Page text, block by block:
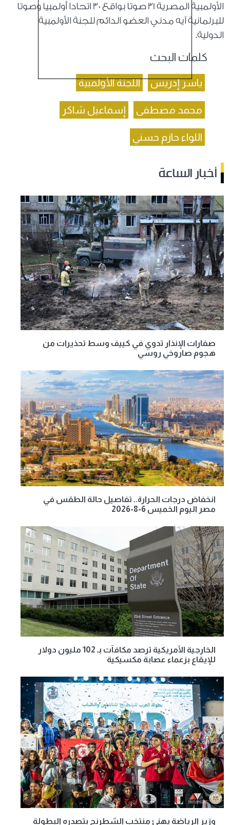
الأولمبية المصرية 31 صوتا بواقع 30 اتحادا أولمبيا وصوتا
للبرلمانية آيه مدني العضو الدائم للجنة الأولمبية
الدولية.
كلمات البحث
ياسر إدريس اللجنة الأولمبية
محمد مصطفى إسماعيل شاكر
اللواء حازم حسني
أخبار الساعة
صفارات الإنذار تدوي في كييف وسط تحذيرات من
هجوم صاروخي روسي
انخفاض درجات الحرارة.. تفاصيل حالة الطقس في
مصر اليوم الخميس 6-8-2026
الخارجية الأمريكية ترصد مكافآت بـ 102 مليون دولار
للإيقاع بزعماء عصابة مكسيكية
وزير الرياضة يهنئ منتخب الشطرنج بتصدره البطولة